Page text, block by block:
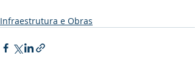
Infraestrutura e Obras